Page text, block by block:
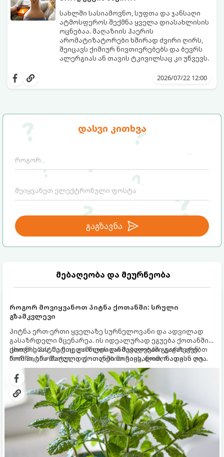
დასვი კითხვა
გაგზავნა
მებაღეობა და მეურნეობა
როგორ მოვიყვანოთ პიტნა ქოთანში: სრული
გზამკვლევი
პიტნა ერთ-ერთი ყველაზე სურნელოვანი და ადვილად
გასაზრდელი მცენარეა. ის იდეალურად ეგუება ქოთანში
ცხოვრებას, მეტიც, გამოცდილი მებაღეები გვირჩევენ,
რომ პიტნა მხოლოდ ქოთანში მოვიყვანოთ, რადგან ღია
გრუნტში (ბაღში) დარგვისას ის ფესვებით ძალიან
სწრაფად ვრცელდება და სხვა მცენარეებს ავიწროებს.
ქოთნის პიტნა მთელი წლის განმავლობაში გაგახარებთ
ნორჩი, არომატული ფოთლებით ჩაის, ლიმონათისა თუ
კერძებისთვის.
სახლში სასიამოვნო, სუფთა და ჯანსაღი
ატმოსფეროს შექმნა ყველა დიასახლისის
ოცნებაა. მაღაზიის ჰაერის
არომატიზატორები ხშირად ძვირი ღირს,
შეიცავს ქიმიურ ნივთიერებებს და ბევრს
ალერგიას ან თავის ტკივილსაც კი უწვევს.
სიგრილისა“ და სიახლის ეფექტის მიღწევა
ინგრედიენტი დაგჭირდებათ, რომლებიც
2026/07/22 12:00